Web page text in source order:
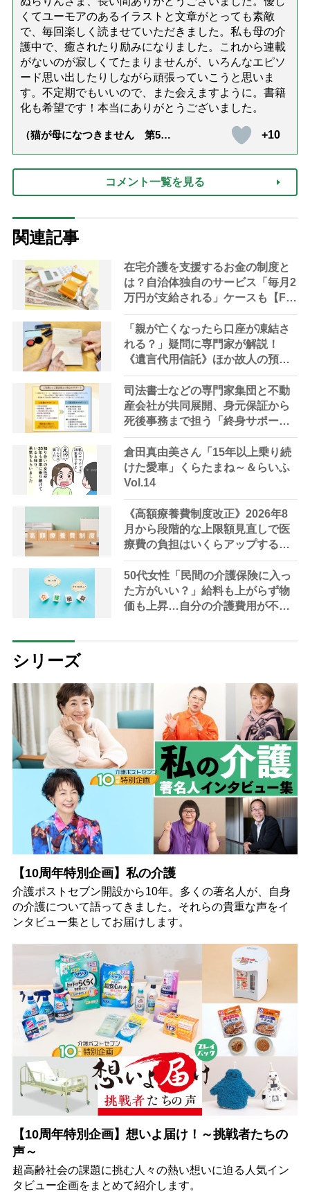
くてユーモアのあるイラストと文章がとっても素敵
で、毎回楽しく読ませていただきました。私も母の介
護中で、癒されたり励みになりました。これから連載
がないのが寂しくてたまりませんが、いろんなエピソ
ード思い出したりしながら頑張っていこうと思いま
す。不定期でもいいので、また会えますように。書籍
化も希望です！本当にありがとうございました。
（猫が母になつきません 第500
+10
コメント一覧を見る
関連記事
在宅介護を支援するお金の制度と
は？自治体独自のサービス「毎月2
万円が支給される」ケースも【FP
解説】
「親が亡くなったら口座が凍結さ
れる？」疑問に専門家が解説！
《遺言代用信託》ほか故人の預金
を引き出す方法やサービス
司法書士などの専門家集団と不動
産会社が共同展開、身元保証から
死後事務まで担う「終身サポー
ト」の提供を開始
倉田真由美さん「15年以上乗り続
けた愛車」くらたまね～＆らいふ
Vol.14
《高額療養費制度改正》2026年8
月から段階的な上限額見直しで医
療費の負担はいくらアップする？
高齢者への影響は？【FP解説】
50代女性「民間の介護保険に入っ
た方がいい？」給料も上がらず物
価も上昇…自分の介護費用が不安
シリーズ
【10周年特別企画】私の介護
介護ポストセブン開設から10年。多くの著名人が、自身
の介護について語ってきました。それらの貴重な声をイ
ンタビュー集としてお届けします。
【10周年特別企画】想いよ届け！～挑戦者たちの
声～
超高齢社会の課題に挑む人々の熱い想いに迫る人気イン
タビュー企画をまとめて紹介します。